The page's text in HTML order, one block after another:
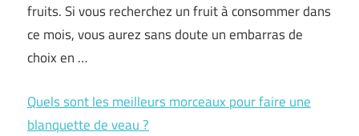
fruits. Si vous recherchez un fruit à consommer dans
ce mois, vous aurez sans doute un embarras de
choix en …
Quels sont les meilleurs morceaux pour faire une
blanquette de veau ?